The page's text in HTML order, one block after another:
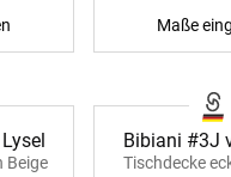
Maße
Beige
Bibiani #3J
Tischdecke